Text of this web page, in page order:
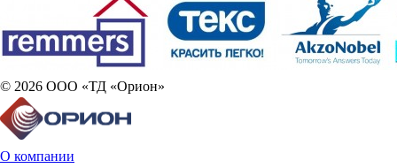
© 2026 ООО «ТД «Орион»
О компании